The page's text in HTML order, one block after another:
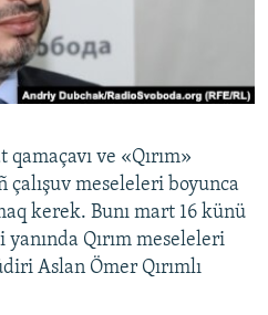
ve «Qırım»
çalışuv meseleleri boyunca
kerek. Bunı mart 16 künü
Qırım meseleleri
Aslan Ömer Qırımlı